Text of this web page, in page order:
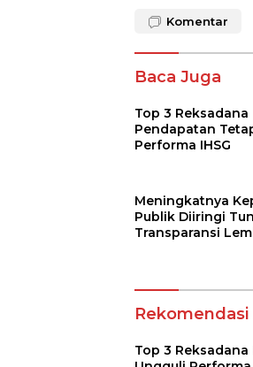
Komentar
Baca Juga
Top 3 Reksadana
Pendapatan
Performa IHSG
Meningkatnya
Publik Diiringi
Transparansi
Top 3